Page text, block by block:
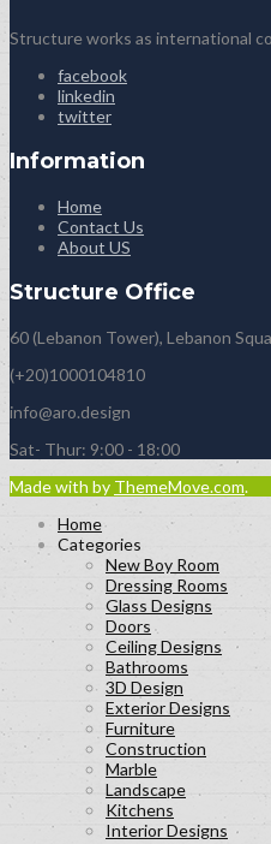
Structure works as international
facebook
linkedin
twitter
Information
Home
Contact Us
About US
Structure Office
60 (Lebanon Tower), Lebanon
(+20)1000104810
info@aro.design
Sat- Thur: 9:00 - 18:00
Made with by ThemeMove.com.
Home
Categories
New Boy Room
Dressing Rooms
Glass Designs
Doors
Ceiling Designs
Bathrooms
3D Design
Exterior Designs
Furniture
Construction
Marble
Landscape
Kitchens
Interior Designs